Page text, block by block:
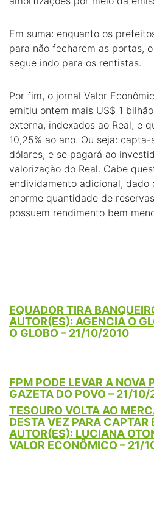
Em suma: enquanto os
para não fecharem as portas,
segue indo para os rentistas.
Por fim, o jornal Valor
emitiu ontem mais US$ 1
externa, indexados ao Real, e
10,25% ao ano. Ou seja:
dólares, e se pagará ao
valorização do Real. Cabe
endividamento adicional, dado
enorme quantidade de
possuem rendimento bem
EQUADOR TIRA
AUTOR(ES): AGENCIA O
O GLOBO – 21/10/2010
FPM PODE LEVAR A NOVA
GAZETA DO POVO – 21/
TESOURO VOLTA AO
DESTA VEZ PARA CAPTAR
AUTOR(ES): LUCIANA
VALOR ECONÔMICO – 21/